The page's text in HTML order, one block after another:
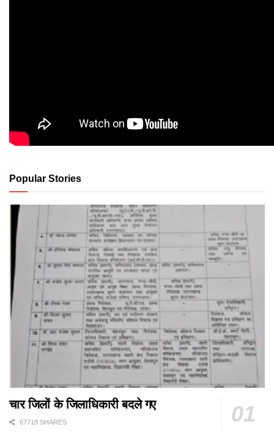
Popular Stories
चार जिलों के जिलाधिकारी बदले गए
67718 SHARES